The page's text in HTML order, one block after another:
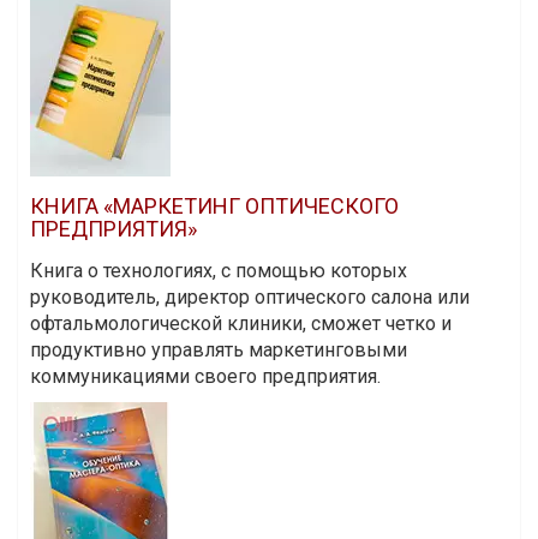
КНИГА «МАРКЕТИНГ ОПТИЧЕСКОГО
ПРЕДПРИЯТИЯ»
Книга о технологиях, с помощью которых
руководитель, директор оптического салона или
офтальмологической клиники, сможет четко и
продуктивно управлять маркетинговыми
коммуникациями своего предприятия.